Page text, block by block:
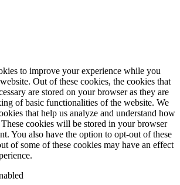
to improve your experience while you
Out of these cookies, the cookies that
are stored on your browser as they are
of basic functionalities of the website. We
that help us analyze and understand how
cookies will be stored in your browser
You also have the option to opt-out of these
of some of these cookies may have an effect